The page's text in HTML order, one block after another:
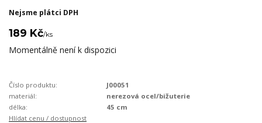
Nejsme plátci DPH
189 Kč/ks
Momentálně není k dispozici
Číslo produktu:
J00051
materiál:
nerezová ocel/bižuterie
délka:
45 cm
Hlídat cenu / dostupnost